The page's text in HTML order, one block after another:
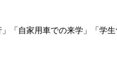
自家用車での来学」「学